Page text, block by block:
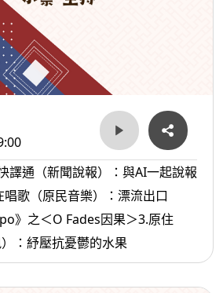
譯通（新聞說報）：與AI一起說報
》之＜O Fades因果＞3.原住
：紓壓抗憂鬱的水果